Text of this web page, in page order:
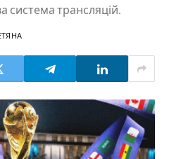
система трансляцій.